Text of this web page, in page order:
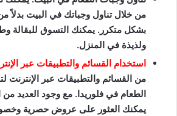
من خلال تناول وجباتك في البيت بدلاً
بشكل متكرر. يمكنك التسوق للبقالة
ولذيذة في المنزل.
استخدام القسائم والتطبيقات عبر
من القسائم والتطبيقات عبر الإنترنت
الطعام في فلوريدا. مع وجود العديد من
يمكنك العثور على عروض حصرية